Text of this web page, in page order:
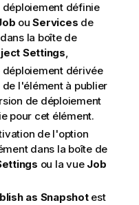
déploiement définie
ouServices de
la boîte de
Settings,
déploiement dérivée
l'élément à publier
de déploiement
pour cet élément.
de l'option
dans la boîte de
ou la vue Job
as Snapshotest